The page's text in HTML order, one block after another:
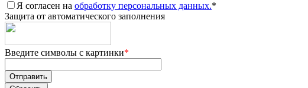
Я согласен на обработку персональных данных.*
Защита от автоматического заполнения
Введите символы с картинки*